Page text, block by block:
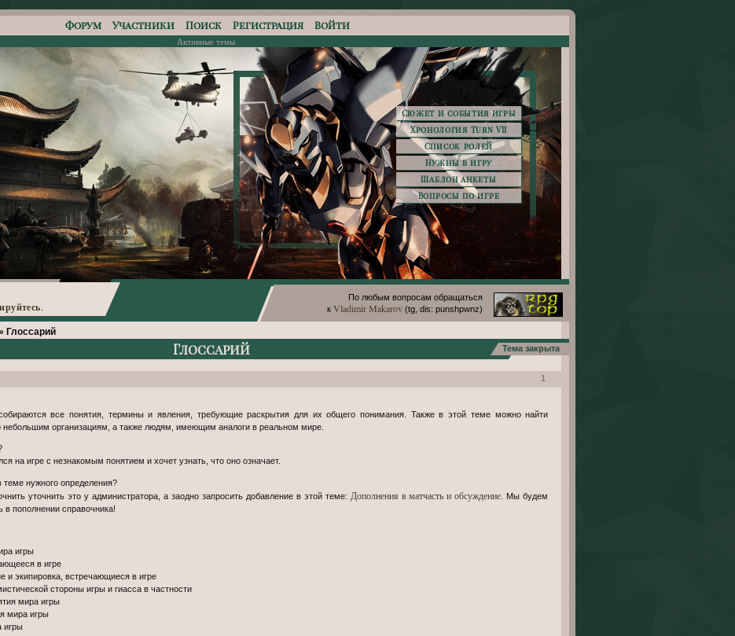
Сюжет и события игры
Хронология Turn VII
Список ролей
Нужны в игру
Шаблон анкеты
Вопросы по игре
По любым вопросам обращаться
к Vladimir Makarov (tg, dis: punshpwnz)
Форум Участники Поиск Регистрация Войти
Активные темы
Глоссарий
Глоссарий Тема закрыта
1
все понятия, термины и явления, требующие раскрытия для их общего понимания. Также в этой теме можно найти
организациям, а также людям, имеющим аналоги в реальном мире.
на игре с незнакомым понятием и хочет узнать, что оно означает.
нужного определения?
уточнить это у администратора, а заодно запросить добавление в этой теме: Дополнения в матчасть и обсуждение . Мы будем
пополнении справочника!
игры
в игре
и экипировка, встречающиеся в игре
стороны игры и гиасса в частности
мира игры
мира игры
игры